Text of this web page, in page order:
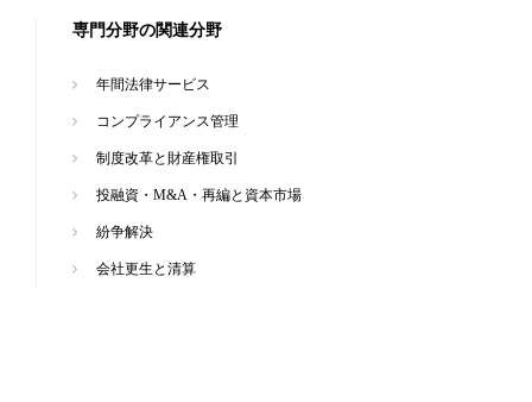
専門分野の関連分野
年間法律サービス
コンプライアンス管理
制度改革と財産権取引
投融資・M&A・再編と資本市場
紛争解決
会社更生と清算